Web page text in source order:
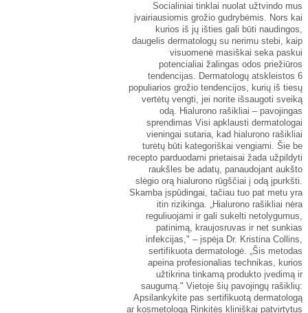
Socialiniai tinklai nuolat užtvindo mus
įvairiausiomis grožio gudrybėmis. Nors kai
kurios iš jų išties gali būti naudingos,
daugelis dermatologų su nerimu stebi, kaip
visuomenė masiškai seka paskui
potencialiai žalingas odos priežiūros
tendencijas. Dermatologų atskleistos 6
populiarios grožio tendencijos, kurių iš tiesų
vertėtų vengti, jei norite išsaugoti sveiką
odą. Hialurono rašikliai – pavojingas
sprendimas Visi apklausti dermatologai
vieningai sutaria, kad hialurono rašikliai
turėtų būti kategoriškai vengiami. Šie be
recepto parduodami prietaisai žada užpildyti
raukšles be adatų, panaudojant aukšto
slėgio orą hialurono rūgščiai į odą įpurkšti.
Skamba įspūdingai, tačiau tuo pat metu yra
itin rizikinga. „Hialurono rašikliai nėra
reguliuojami ir gali sukelti netolygumus,
patinimą, kraujosruvas ir net sunkias
infekcijas," – įspėja Dr. Kristina Collins,
sertifikuota dermatologė. „Šis metodas
apeina profesionalias technikas, kurios
užtikrina tinkamą produkto įvedimą ir
saugumą." Vietoje šių pavojingų rašiklių:
Apsilankykite pas sertifikuotą dermatologą
ar kosmetologą Rinkitės kliniškai patvirtytus